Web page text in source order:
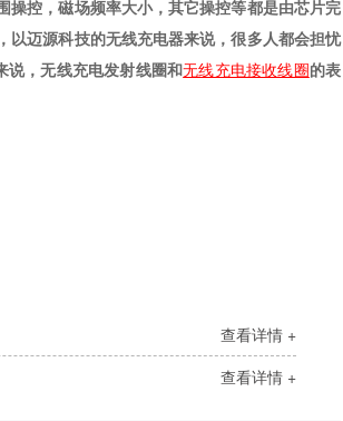
操控，磁场频率大小，其它操控等都是由芯片完
以迈源科技的无线充电器来说，很多人都会担忧
说，无线充电发射线圈和无线充电接收线圈的表
查看详情 +
查看详情 +